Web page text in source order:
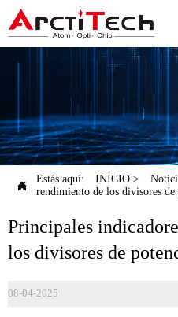
 Estás aquí: INICIO >
rendimiento de los divisores de
Principales
los divisores de
08-04-2025